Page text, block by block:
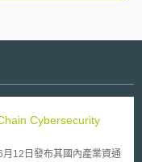
Cybersecurity
12日發布其國內產業資通